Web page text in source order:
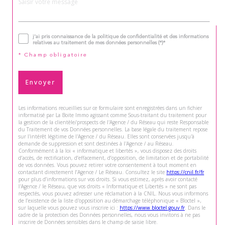
j'ai pris connaissance de la politique de confidentialité et des informations
relatives au traitement de mes données personnelles (*)*
* Champ obligatoire
Envoyer
Les informations recueillies sur ce formulaire sont enregistrées dans un fichier
informatisé par La Boite Immo agissant comme Sous-traitant du traitement pour
la gestion de la clientèle/prospects de l'Agence / du Réseau qui reste Responsable
du Traitement de vos Données personnelles. La base légale du traitement repose
sur l'intérêt légitime de l'Agence / du Réseau. Elles sont conservées jusqu'à
demande de suppression et sont destinées à l'Agence / au Réseau.
Conformément à la loi « informatique et libertés », vous disposez des droits
d’accès, de rectification, d’effacement, d’opposition, de limitation et de portabilité
de vos données. Vous pouvez retirer votre consentement à tout moment en
contactant directement l’Agence / Le Réseau. Consultez le site https://cnil.fr/fr
pour plus d’informations sur vos droits. Si vous estimez, après avoir contacté
l'Agence / le Réseau, que vos droits « Informatique et Libertés » ne sont pas
respectés, vous pouvez adresser une réclamation à la CNIL. Nous vous informons
de l’existence de la liste d'opposition au démarchage téléphonique « Bloctel »,
sur laquelle vous pouvez vous inscrire ici : https://www.bloctel.gouv.fr. Dans le
cadre de la protection des Données personnelles, nous vous invitons à ne pas
inscrire de Données sensibles dans le champ de saisie libre.